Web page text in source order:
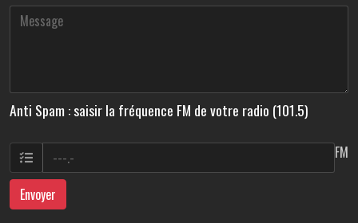
Anti Spam : saisir la fréquence FM de votre radio (101.5)
FM
Envoyer